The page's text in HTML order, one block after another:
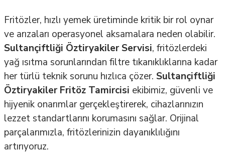
Fritözler, hızlı yemek üretiminde kritik bir rol oynar
ve arızaları operasyonel aksamalara neden olabilir.
Sultançiftliği Öztiryakiler Servisi, fritözlerdeki
yağ ısıtma sorunlarından filtre tıkanıklıklarına kadar
her türlü teknik sorunu hızlıca çözer. Sultançiftliği
Öztiryakiler Fritöz Tamircisi ekibimiz, güvenli ve
hijyenik onarımlar gerçekleştirerek, cihazlarınızın
lezzet standartlarını korumasını sağlar. Orijinal
parçalarımızla, fritözlerinizin dayanıklılığını
artırıyoruz.